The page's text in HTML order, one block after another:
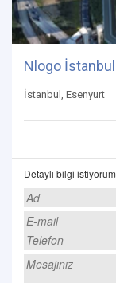
Nlogo İstanbul
İstanbul, Esenyurt
Detaylı bilgi istiyorum